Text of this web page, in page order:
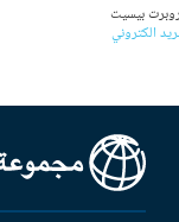
بيسيت
الكتروني